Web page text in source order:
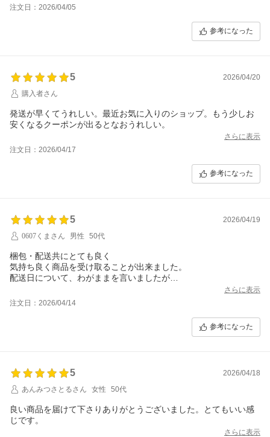
注文日：2026/04/05
参考になった
5
2026/04/20
購入者さん
発送が早くてうれしい。最近お気に入りのショップ。もう少しお
安くなるクーポンが出るとなおうれしい。
さらに表示
注文日：2026/04/17
参考になった
5
2026/04/19
0607くまさん
男性 50代
梱包・配送共にとても良く
気持ち良く商品を受け取ることが出来ました。
配送日について、わがままを言いましたが
本当に有り難うございました。
さらに表示
注文日：2026/04/14
参考になった
5
2026/04/18
あんみつさとるさん
女性 50代
良い商品を届けて下さりありがとうございました。とてもいい感
じです。
さらに表示